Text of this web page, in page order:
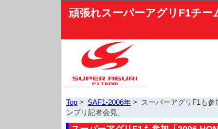
頑張れスーパーアグリF1チー
Top > SAF1-2006年 > スーパーアグリF1も参
ンプリ記者会見」